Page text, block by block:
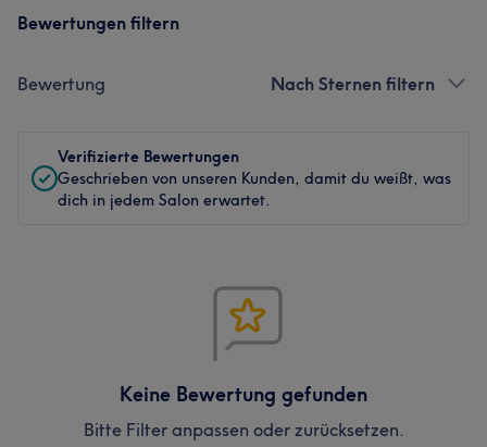
Bewertungen filtern
Bewertung Nach Sternen filtern
Verifizierte Bewertungen
Geschrieben von unseren Kunden, damit du weißt, was
dich in jedem Salon erwartet.
Keine Bewertung gefunden
Bitte Filter anpassen oder zurücksetzen.